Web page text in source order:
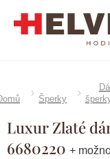
Šperky
Luxur Zlaté
6680220 +